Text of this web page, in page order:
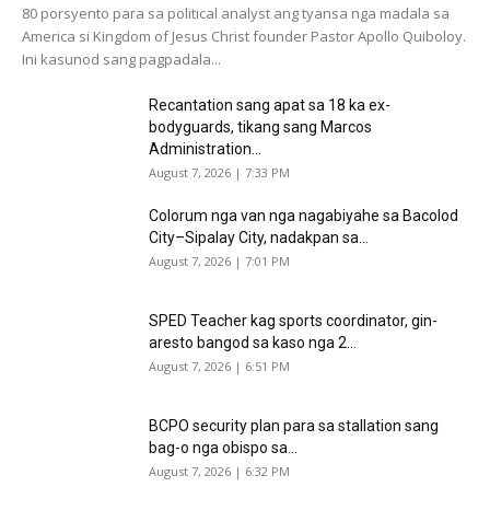
80 porsyento para sa political analyst ang tyansa nga madala sa
America si Kingdom of Jesus Christ founder Pastor Apollo Quiboloy.
Ini kasunod sang pagpadala...
Recantation sang apat sa 18 ka ex-
bodyguards, tikang sang Marcos
Administration...
August 7, 2026 | 7:33 PM
Colorum nga van nga nagabiyahe sa Bacolod
City–Sipalay City, nadakpan sa...
August 7, 2026 | 7:01 PM
SPED Teacher kag sports coordinator, gin-
aresto bangod sa kaso nga 2...
August 7, 2026 | 6:51 PM
BCPO security plan para sa stallation sang
bag-o nga obispo sa...
August 7, 2026 | 6:32 PM